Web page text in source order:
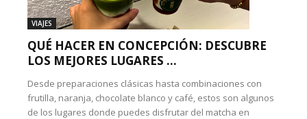
VIAJES
QUÉ HACER EN CONCEPCIÓN: DESCUBRE
LOS MEJORES LUGARES ...
Desde preparaciones clásicas hasta combinaciones con
frutilla, naranja, chocolate blanco y café, estos son algunos
de los lugares donde puedes disfrutar del matcha en